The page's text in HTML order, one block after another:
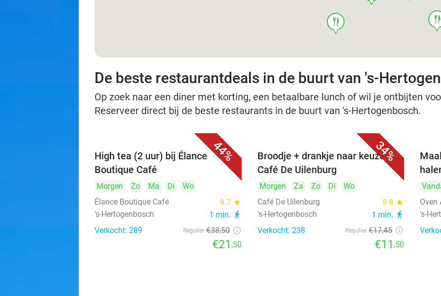
food food
De beste restaurantdeals in de buurt van 's-
Op zoek naar een diner met korting, een betaalbare lunch of wil je ontbijten
Reserveer direct bij de beste restaurants in de buurt van 's-Hertogenbosch.
44%
High tea (2 uur) bij Élance
Boutique Café
Morgen Zo Ma Di
Wo
Élance Boutique Café
9.7 star
's-Hertogenbosch 1 min. directions_walk
Verkocht: 289 Regulier €38,50
€21 ,50
34%
Broodje + drankje naar keuze bij
Café De Uilenburg
Morgen Za Zo Di
Wo
Café De Uilenburg
9.8 star
's-Hertogenbosch 1 min. directions_walk
Verkocht: 238 Regulier €17,45
€11,50
Oven
's-